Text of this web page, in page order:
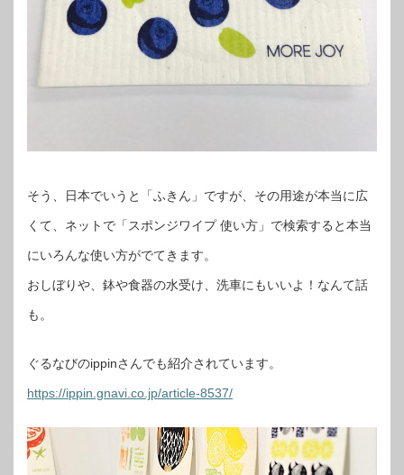
そう、日本でいうと「ふきん」ですが、その用途が本当に広
くて、ネットで「スポンジワイプ 使い方」で検索すると本当
にいろんな使い方がでてきます。
おしぼりや、鉢や食器の水受け、洗車にもいいよ！なんて話
も。
ぐるなびのippinさんでも紹介されています。
https://ippin.gnavi.co.jp/article-8537/